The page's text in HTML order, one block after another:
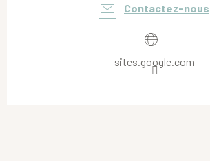
Contactez-nous
sites.google.com